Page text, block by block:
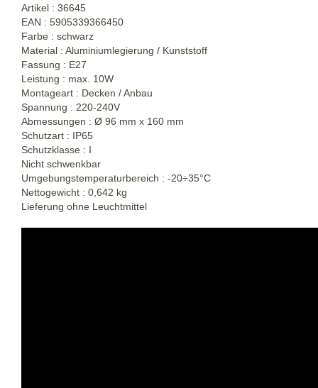
Artikel : 36645
EAN : 5905339366450
Farbe : schwarz
Material : Aluminiumlegierung / Kunststoff
Fassung : E27
Leistung : max. 10W
Montageart : Decken / Anbau
Spannung : 220-240V
Abmessungen : Ø 96 mm x 160 mm
Schutzart : IP65
Schutzklasse : I
Nicht schwenkbar
Umgebungstemperaturbereich : -20÷35°C
Nettogewicht : 0,642 kg
Lieferung ohne Leuchtmittel